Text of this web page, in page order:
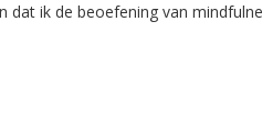
dat ik de beoefening van